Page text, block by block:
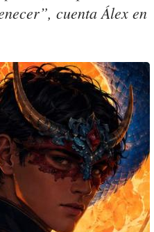
cuenta Álex en